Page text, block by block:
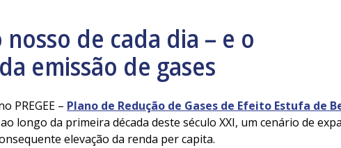
de cada dia – e o
emissão de gases
PREGEE – Plano de Redução de Gases de Efeito Estufa de
longo da primeira década deste século XXI, um cenário de
elevação da renda per capita.